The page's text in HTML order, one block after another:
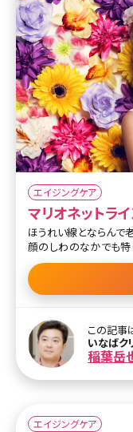
エイジングケア
マリオネットラ
ほうれい線とならんで
顔のしわのなかでも特
のマリオネットライン
ラインができる原因と改
次 1.老け顔の象徴!マリオネットラインを消すには 1-1.マリオネットラ
インをお手入れで改善
容皮膚科で改善させる
イプ 2-3.エランセ 2-4.PLAリ
この記事
いなばク
稲葉岳
エイジングケア